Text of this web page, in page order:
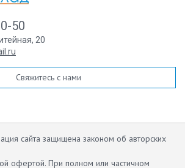
50
20
Свяжитесь с нами
сайта защищена законом об авторских
офертой. При полном или частичном